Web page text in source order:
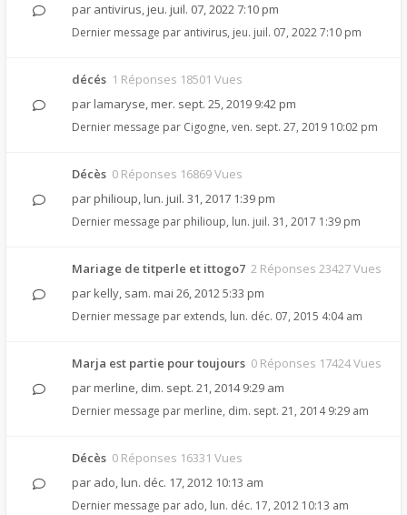
par antivirus, jeu. juil. 07, 2022 7:10 pm
Dernier message par antivirus, jeu. juil. 07, 2022 7:10 pm
décés 1 Réponses 18501 Vues
par lamaryse, mer. sept. 25, 2019 9:42 pm
Dernier message par Cigogne, ven. sept. 27, 2019 10:02 pm
Décès 0 Réponses 16869 Vues
par philioup, lun. juil. 31, 2017 1:39 pm
Dernier message par philioup, lun. juil. 31, 2017 1:39 pm
Mariage de titperle et ittogo7 2 Réponses 23427 Vues
par kelly, sam. mai 26, 2012 5:33 pm
Dernier message par extends, lun. déc. 07, 2015 4:04 am
Marja est partie pour toujours 0 Réponses 17424 Vues
par merline, dim. sept. 21, 2014 9:29 am
Dernier message par merline, dim. sept. 21, 2014 9:29 am
Décès 0 Réponses 16331 Vues
par ado, lun. déc. 17, 2012 10:13 am
Dernier message par ado, lun. déc. 17, 2012 10:13 am